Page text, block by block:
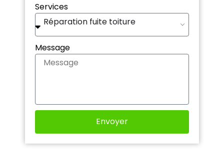
Services
Réparation fuite toiture
Message
Envoyer